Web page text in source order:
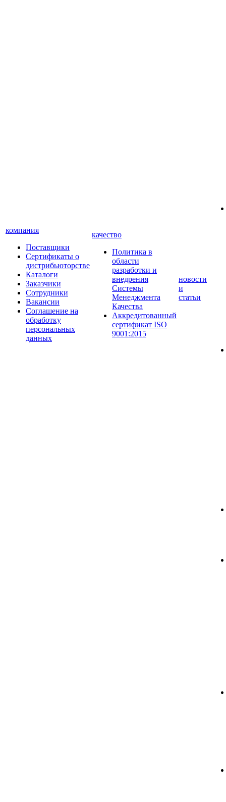
компания
Поставщики
Сертификаты о
дистрибьюторстве
Каталоги
Заказчики
Сотрудники
Вакансии
Соглашение на
обработку
персональных
данных
качество
Политика в
области
разработки и
внедрения
Системы
Менеджмента
Качества
Аккредитованный
сертификат ISO
9001:2015
новости
и
статьи